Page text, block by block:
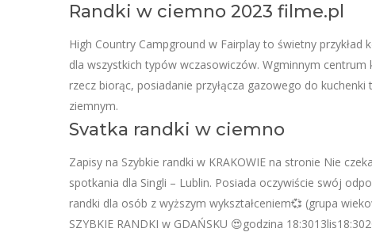
Randki w ciemno 2023 filme.pl
High Country Campground w Fairplay to świetny
dla wszystkich typów wczasowiczów. Wgminnym
rzecz biorąc, posiadanie przyłącza gazowego do
ziemnym.
Svatka randki w ciemno
Zapisy na Szybkie randki w KRAKOWIE na stronie Nie
spotkania dla Singli – Lublin. Posiada oczywiście swój
randki dla osób z wyższym wykształceniem💞 (grupa
SZYBKIE RANDKI w GDAŃSKU 😍godzina